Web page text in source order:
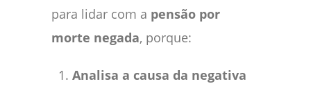
para lidar com a pensão por
morte negada, porque:
Analisa a causa da negativa